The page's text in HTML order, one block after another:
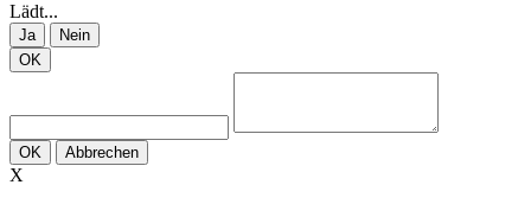
Lädt...
Ja
Nein
OK
OK Abbrechen
X